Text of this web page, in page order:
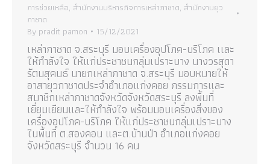
การช่วยเหลือ, สำนักงานบริหารกิจการเหล่ากาชาด, สำนักงานยุว
กาชาด
By pradit pamon 15/12/2021
เหล่ากาชาด จ.สระบุรี มอบเครื่องอุปโภค-บริโภค เเละ
ให้กำลังใจ ให้แก่ประชาชนกลุ่มเปราะบาง นางวรสุดา
รัตนสุคนธ์ นายกเหล่ากาชาด จ.สระบุรี มอบหมายให้
อาสายุวกาชาดประจำอำเภอแก่งคอย กรรมการและ
สมาชิกเหล่ากาชาดจังหวัดจังหวัดสระบุรี ลงพื้นที่
เยี่ยมเยียนและให้กำลังใจ พร้อมมอบเครื่องสิ่งของ
เครื่องอุปโภค-บริโภค ให้แก่ประชาชนกลุ่มเปราะบาง
ในพื้นที่ ต.สองคอน และต.บ้านป่า อำเภอแก่งคอย
จังหวัดสระบุรี จำนวน 16 คน